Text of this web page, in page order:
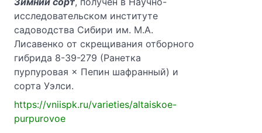
исследовательском институте
садоводства Сибири им. М.А.
Лисавенко от скрещивания отборного
гибрида 8-39-279 (Ранетка
пурпуровая × Пепин шафранный) и
сорта Уэлси.
https://vniispk.ru/varieties/altaiskoe-
purpurovoe